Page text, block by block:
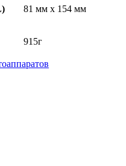
81 мм х 154 мм
915г